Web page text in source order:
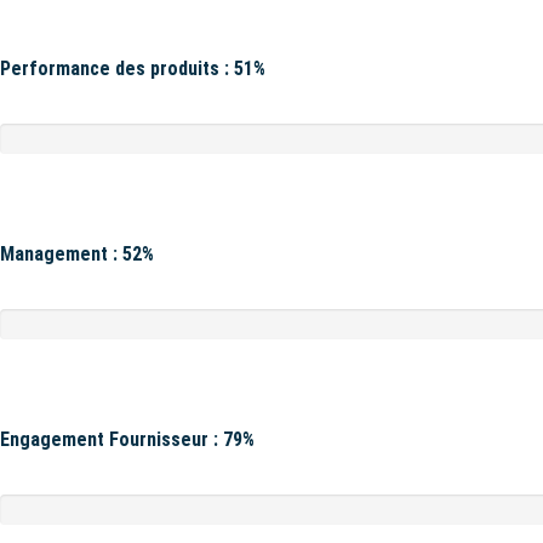
Performance des produits : 51%
Management : 52%
Engagement Fournisseur : 79%